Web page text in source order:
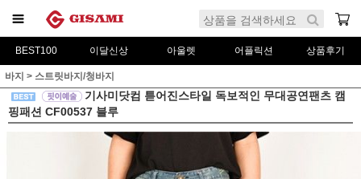
BEST100 이달신상 아울렛 어플릭션 상품후기
바지 > 스트릿바지/청바지
기사미닷컴 튿어진스타일 독보적인 무대공연팬츠 캠
핑패션 CF00537 블루